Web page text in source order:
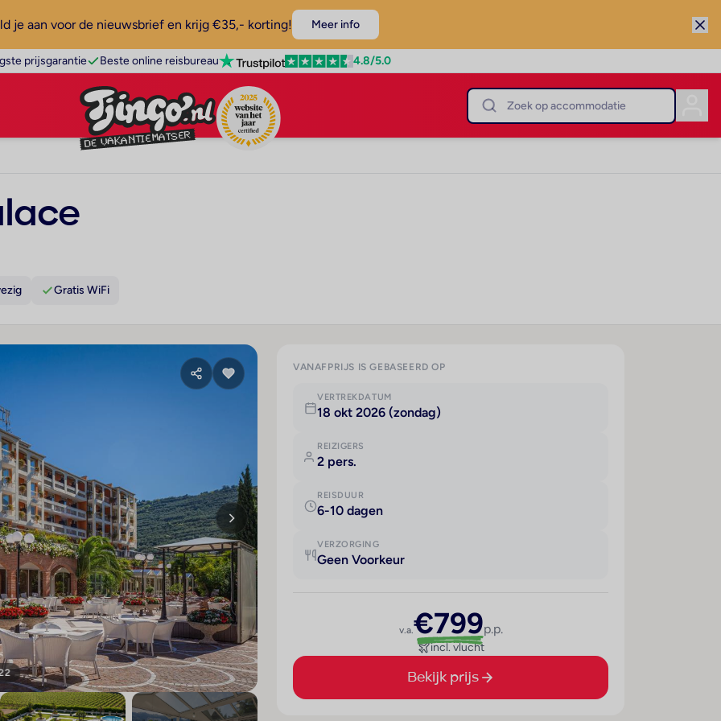
je aan voor de nieuwsbrief en krijg €35,- korting! Meer info
prijsgarantie Beste online reisbureau 4.8/5.0
Gratis WiFi
VANAFPRIJS IS GEBASEERD OP
VERTREKDATUM
18 okt 2026 (zondag)
REIZIGERS
2 pers.
REISDUUR
6-10 dagen
VERZORGING
Geen Voorkeur
v.a.€799p.p.
incl. vlucht
Bekijk prijs